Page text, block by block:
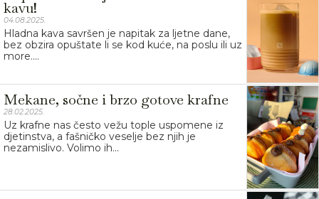
kavu!
04.08.2025.
Hladna kava savršen je napitak za ljetne dane,
bez obzira opuštate li se kod kuće, na poslu ili uz
more....
Mekane, sočne i brzo gotove krafne
28.02.2025.
Uz krafne nas često vežu tople uspomene iz
djetinstva, a fašničko veselje bez njih je
nezamislivo. Volimo ih...